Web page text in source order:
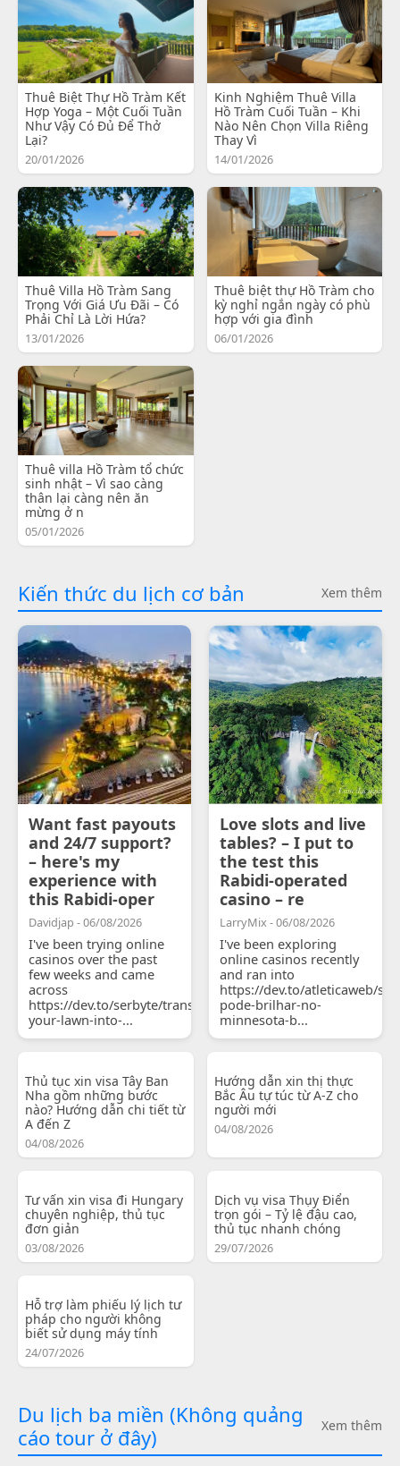
Thuê Biệt Thự Hồ Tràm Kết
Hợp Yoga – Một Cuối Tuần
Như Vậy Có Đủ Để Thở
Lại?
20/01/2026
Kinh Nghiệm Thuê Villa
Hồ Tràm Cuối Tuần – Khi
Nào Nên Chọn Villa Riêng
Thay Vì
14/01/2026
Thuê Villa Hồ Tràm Sang
Trọng Với Giá Ưu Đãi – Có
Phải Chỉ Là Lời Hứa?
13/01/2026
Thuê biệt thự Hồ Tràm cho
kỳ nghỉ ngắn ngày có phù
hợp với gia đình
06/01/2026
Thuê villa Hồ Tràm tổ chức
sinh nhật – Vì sao càng
thân lại càng nên ăn
mừng ở n
05/01/2026
Kiến thức du lịch cơ bản Xem thêm
Want fast payouts
and 24/7 support?
– here's my
experience with
this Rabidi-oper
Davidjap - 06/08/2026
I've been trying online
casinos over the past
few weeks and came
across
https://dev.to/serbyte/transform-
your-lawn-into-...
Love slots and live
tables? – I put to
the test this
Rabidi-operated
casino – re
LarryMix - 06/08/2026
I've been exploring
online casinos recently
and ran into
https://dev.to/atleticaweb/
pode-brilhar-no-
minnesota-b...
Thủ tục xin visa Tây Ban
Nha gồm những bước
nào? Hướng dẫn chi tiết từ
A đến Z
04/08/2026
Hướng dẫn xin thị thực
Bắc Âu tự túc từ A-Z cho
người mới
04/08/2026
Tư vấn xin visa đi Hungary
chuyên nghiệp, thủ tục
đơn giản
03/08/2026
Dịch vụ visa Thụy Điển
trọn gói – Tỷ lệ đậu cao,
thủ tục nhanh chóng
29/07/2026
Hỗ trợ làm phiếu lý lịch tư
pháp cho người không
biết sử dụng máy tính
24/07/2026
Du lịch ba miền (Không quảng
cáo tour ở đây)
Xem thêm